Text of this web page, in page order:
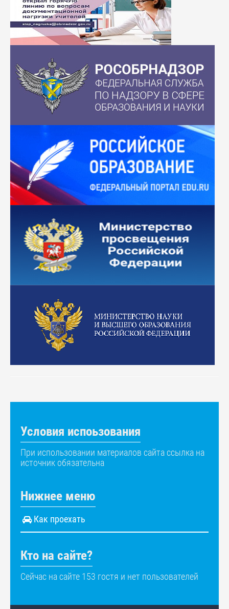
Условия испоьзования
При использовании материалов сайта ссылка на
источник обязательна
Нижнее меню
Как проехать
Кто на сайте?
Сейчас на сайте 153 гостя и нет пользователей